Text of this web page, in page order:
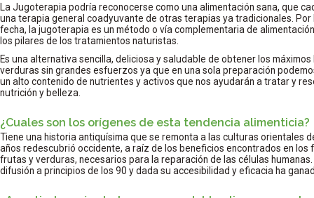
La Jugoterapia podría reconocerse como una alimentación sana, que
una terapia general coadyuvante de otras terapias ya tradicionales.
fecha, la jugoterapia es un método o vía complementaria de
los pilares de los tratamientos naturistas.
Es una alternativa sencilla, deliciosa y saludable de obtener los
verduras sin grandes esfuerzos ya que en una sola preparación
un alto contenido de nutrientes y activos que nos ayudarán a tratar y
nutrición y belleza.
¿Cuales son los orígenes de esta tendencia alimenticia?
Tiene una historia antiquísima que se remonta a las culturas orientales
años redescubrió occidente, a raíz de los beneficios encontrados en
frutas y verduras, necesarios para la reparación de las células
difusión a principios de los 90 y dada su accesibilidad y eficacia ha